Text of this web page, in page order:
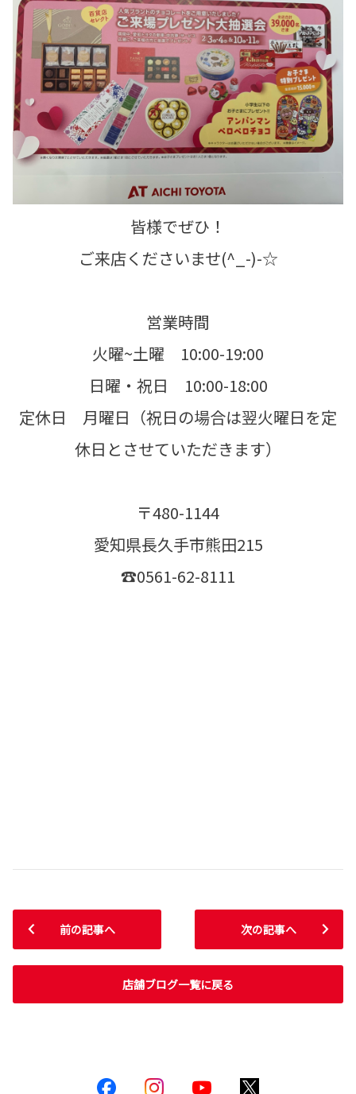
皆様でぜひ！
ご来店くださいませ(^_-)-☆
営業時間
火曜~土曜 10:00-19:00
日曜・祝日 10:00-18:00
定休日 月曜日（祝日の場合は翌火曜日を定
休日とさせていただきます）
〒480-1144
愛知県長久手市熊田215
☎0561-62-8111
前の記事へ
店舗ブログ一覧に戻る
次の記事へ